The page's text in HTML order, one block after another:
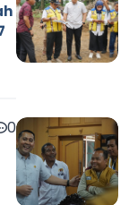
0